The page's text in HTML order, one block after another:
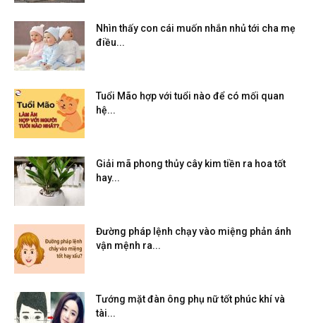
Nhìn thấy con cái muốn nhắn nhủ tới cha mẹ
điều...
Tuổi Mão hợp với tuổi nào để có mối quan
hệ...
Giải mã phong thủy cây kim tiền ra hoa tốt
hay...
Đường pháp lệnh chạy vào miệng phản ánh
vận mệnh ra...
Tướng mặt đàn ông phụ nữ tốt phúc khí và
tài...